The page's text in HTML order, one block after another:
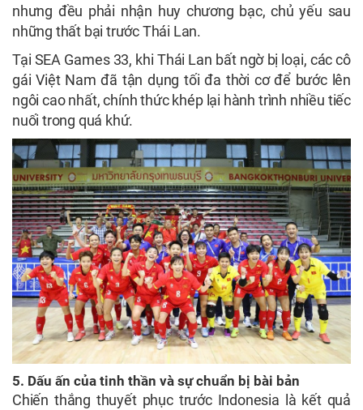
nhưng đều phải nhận huy chương bạc, chủ yếu sau
những thất bại trước Thái Lan.
Tại SEA Games 33, khi Thái Lan bất ngờ bị loại, các cô
gái Việt Nam đã tận dụng tối đa thời cơ để bước lên
ngôi cao nhất, chính thức khép lại hành trình nhiều tiếc
nuối trong quá khứ.
5. Dấu ấn của tinh thần và sự chuẩn bị bài bản
Chiến thắng thuyết phục trước Indonesia là kết quả